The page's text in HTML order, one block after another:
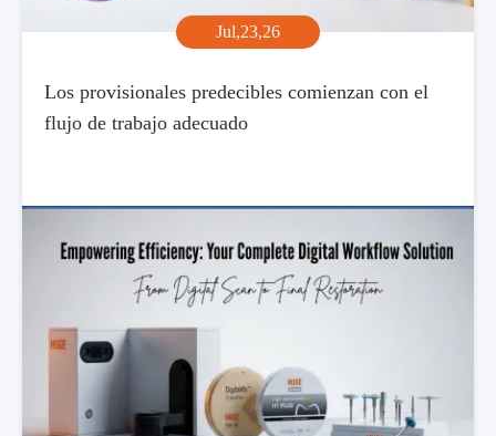
Jul,23,26
Los provisionales predecibles comienzan con el
flujo de trabajo adecuado